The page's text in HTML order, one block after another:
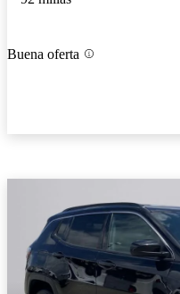
Buena oferta